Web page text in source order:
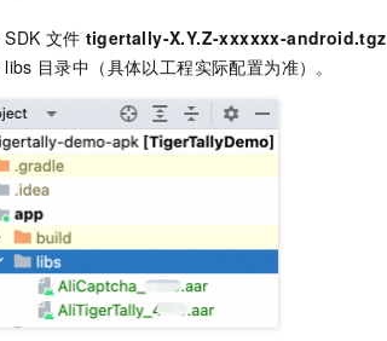
SDK 文件 tigertally-X.Y.Z-xxxxxx-android.tgz
libs 目录中（具体以工程实际配置为准）。